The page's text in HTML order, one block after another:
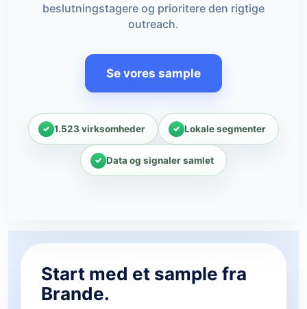
beslutningstagere og prioritere den rigtige
outreach.
Se vores sample
1.523 virksomheder Lokale segmenter
Data og signaler samlet
Start med et sample fra
Brande.